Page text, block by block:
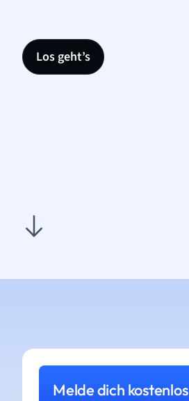
Los geht’s
Melde dich kostenlos